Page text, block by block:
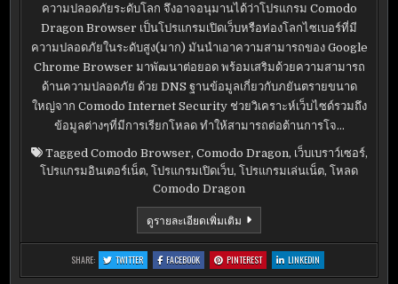
ความปลอดภัยระดับโลก จึงอาจอนุมานได้ว่าโปรแกรม Comodo
Dragon Browser เป็นโปรแกรมเปิดเว็บหรือท่องโลกไซเบอร์ที่มี
ความปลอดภัยในระดับสูง(มาก) มันนำเอาความสามารถของ Google
Chrome Browser มาพัฒนาต่อยอด พร้อมเสริมด้วยความสามารถ
ด้านความปลอดภัย ด้วย DNS ฐานข้อมูลเกี่ยวกับภยันตรายขนาด
ใหญ่จาก Comodo Internet Security ช่วยวิเคราะห์เว็บไซด์รวมถึง
ข้อมูลต่างๆที่มีการเรียกโหลด ทำให้สามารถต่อต้านการโจ…
Tagged Comodo Browser, Comodo Dragon, เว็บเบราว์เซอร์,
โปรแกรมอินเตอร์เน็ต, โปรแกรมเปิดเว็บ, โปรแกรมเล่นเน็ต, โหลด
Comodo Dragon
ดูรายละเอียดเพิ่มเติม COMODO
DRAGON
INTERNET
BROWSER
43.3.3.185
SHARE: TWITTER:
COMODO
DRAGON
FACEBOOK:
COMODO
DRAGON
PINTEREST:
COMODO
DRAGON
LINKEDIN:
COMODO
DRAGON